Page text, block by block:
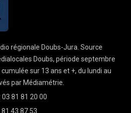
régionale Doubs-Jura. Source
Doubs, période septembre
sur 13 ans et +, du lundi au
par Médiamétrie.
81 81 20 00
43 87 53